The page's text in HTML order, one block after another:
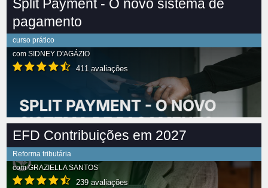
Split Payment - O novo sistema de
pagamento
curso prático
com SIDNEY D'AGÁZIO
411 avaliações
EFD Contribuições em 2027
Reforma tributária
comGRAZIELLA SANTOS
239 avaliações